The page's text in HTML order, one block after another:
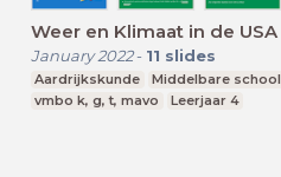
Weer en Klimaat in de USA
January 2022- 11 slides
Aardrijkskunde
Middelbare school
vmbo k, g, t, mavo
Leerjaar 4